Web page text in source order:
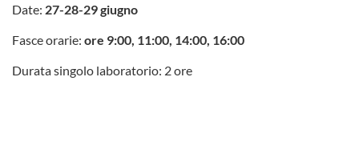
Date: 27-28-29 giugno
Fasce orarie: ore 9:00, 11:00, 14:00, 16:00
Durata singolo laboratorio: 2 ore